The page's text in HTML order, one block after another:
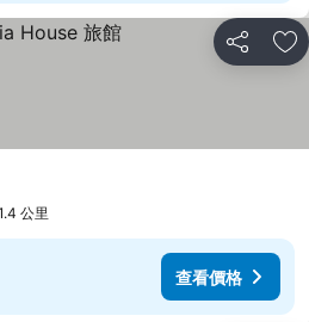
分享 加
公里
查看價格